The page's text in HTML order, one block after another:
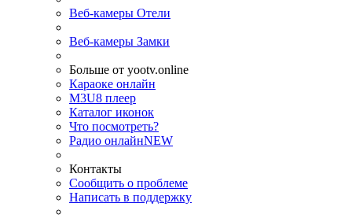
Веб-камеры Отели
Веб-камеры Замки
Больше от yootv.online
Караоке онлайн
M3U8 плеер
Каталог иконок
Что посмотреть?
Радио онлайнNEW
Контакты
Сообщить о проблеме
Написать в поддержку